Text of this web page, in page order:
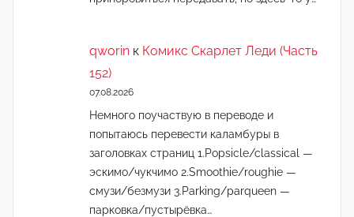
qworin к Комикс Скарлет Леди (Часть
152)
07.08.2026
Немного поучаствую в переводе и
попытаюсь перевести каламбуры в
заголовках страниц 1.Popsicle/classical —
эскимо/чукчимо 2.Smoothie/roughie —
смузи/безмузи 3.Parking/parqueen —
парковка/пустырёвка…